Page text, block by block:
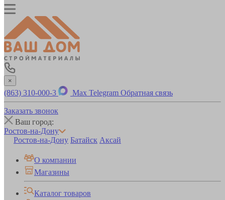
×
(863) 310-000-3 Max Telegram Обратная связь
Заказать звонок
Ваш город:
Ростов-на-Дону
Ростов-на-Дону Батайск Аксай
О компании
Магазины
Каталог товаров